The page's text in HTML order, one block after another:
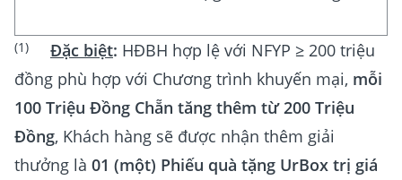
(1) Đặc biệt: HĐBH hợp lệ với NFYP ≥ 200 triệu
đồng phù hợp với Chương trình khuyến mại, mỗi
100 Triệu Đồng Chẵn tăng thêm từ 200 Triệu
Đồng, Khách hàng sẽ được nhận thêm giải
thưởng là 01 (một) Phiếu quà tặng UrBox trị giá